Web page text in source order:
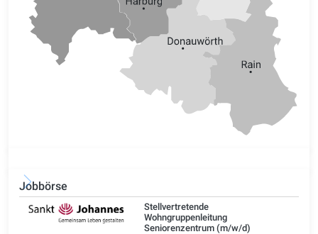
Jobbörse
Stellvertretende
Wohngruppenleitung
Seniorenzentrum (m/w/d)